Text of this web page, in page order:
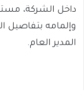
داخل الشركة،
وإلمامه
المدير العام.